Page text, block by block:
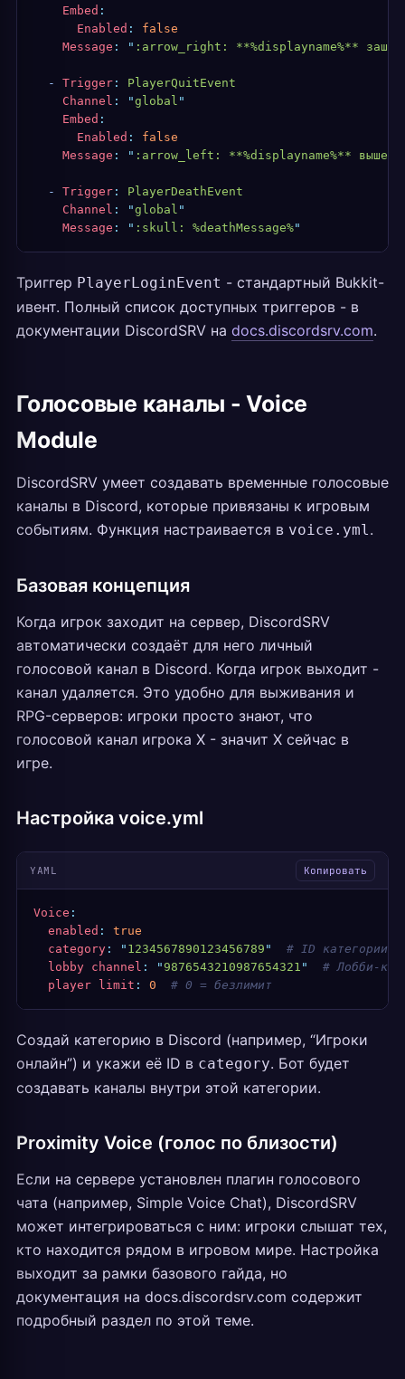
    Embed
:
      Enabled
:
false
    Message
: " :arrow_right: **%displayname%** зашёл
  -
Trigger :
PlayerQuitEvent
    Channel
: "global "
    Embed
:
      Enabled
:
false
    Message
: " :arrow_left: **%displayname%** вышел
  -
Trigger :
PlayerDeathEvent
    Channel
: "global "
    Message
: " :skull: %deathMessage%"
Триггер PlayerLoginEvent - стандартный Bukkit-
ивент. Полный список доступных триггеров - в
документации DiscordSRV на docs.discordsrv.com.
Голосовые каналы - Voice
Module
DiscordSRV умеет создавать временные голосовые
каналы в Discord, которые привязаны к игровым
событиям. Функция настраивается в voice.yml.
Базовая концепция
Когда игрок заходит на сервер, DiscordSRV
автоматически создаёт для него личный
голосовой канал в Discord. Когда игрок выходит -
канал удаляется. Это удобно для выживания и
RPG-серверов: игроки просто знают, что
голосовой канал игрока X - значит X сейчас в
игре.
Настройка voice.yml
YAML Копировать
Voice :
  enabled
:
true
  category
: " 1234567890123456789 "
# ID категории
  lobby channel
: " 9876543210987654321 "
# Лобби-
  player limit
: 0
  # 0 = безлимит
Создай категорию в Discord (например, “Игроки
онлайн”) и укажи её ID в category. Бот будет
создавать каналы внутри этой категории.
Proximity Voice (голос по близости)
Если на сервере установлен плагин голосового
чата (например, Simple Voice Chat), DiscordSRV
может интегрироваться с ним: игроки слышат тех,
кто находится рядом в игровом мире. Настройка
выходит за рамки базового гайда, но
документация на docs.discordsrv.com содержит
подробный раздел по этой теме.